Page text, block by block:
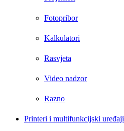
Fotopribor
Kalkulatori
Rasvjeta
Video nadzor
Razno
Printeri i multifunkcijski uređaji